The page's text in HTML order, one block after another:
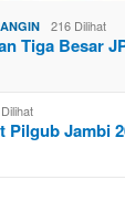
216 Dilihat
Tiga Besar
Pilgub Jambi